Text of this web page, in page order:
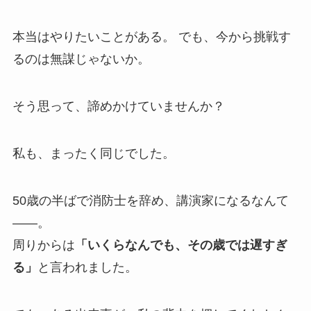
本当はやりたいことがある。 でも、今から挑戦す
るのは無謀じゃないか。
そう思って、諦めかけていませんか？
私も、まったく同じでした。
50歳の半ばで消防士を辞め、講演家になるなんて
——。
周りからは 「いくらなんでも、その歳では遅すぎ
る」
と言われました。